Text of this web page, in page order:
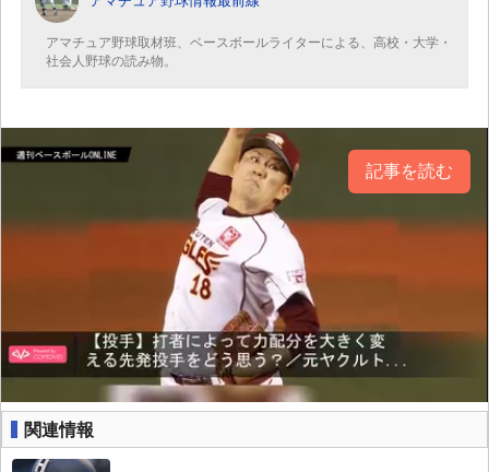
アマチュア野球取材班、ベースボールライターによる、高校・大学・
社会人野球の読み物。
記事を読む
関連情報